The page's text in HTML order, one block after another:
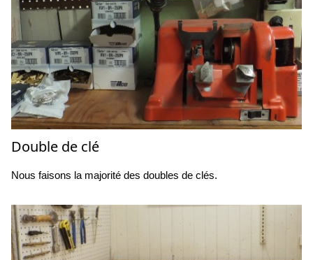
Double de clé
Nous faisons la majorité des doubles de clés.